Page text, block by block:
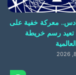
معركة خفية على
تعيد رسم خريطة